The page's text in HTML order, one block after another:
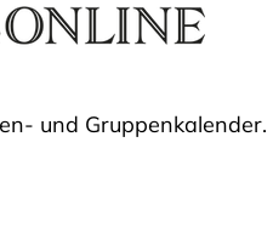
und Gruppenkalender.